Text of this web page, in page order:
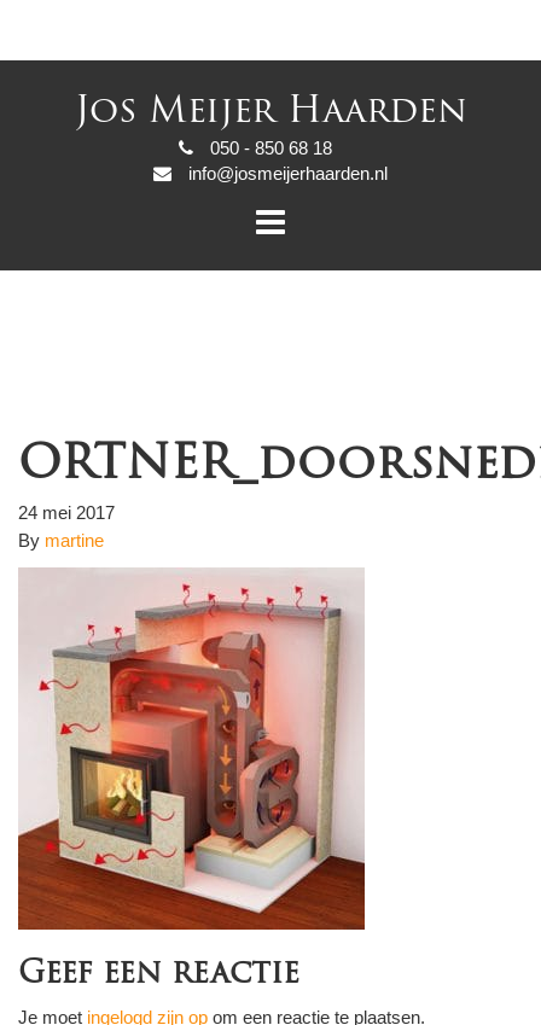
Jos Meijer Haarden
050 - 850 68 18
info@josmeijerhaarden.nl
24 mei 2017
By martine
Geef een reactie
Je moet ingelogd zijn op om een reactie te plaatsen.